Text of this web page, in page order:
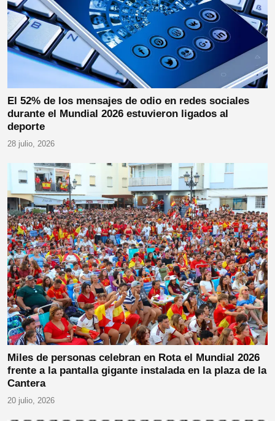
El 52% de los mensajes de odio en redes sociales
durante el Mundial 2026 estuvieron ligados al
deporte
28 julio, 2026
Miles de personas celebran en Rota el Mundial 2026
frente a la pantalla gigante instalada en la plaza de la
Cantera
20 julio, 2026